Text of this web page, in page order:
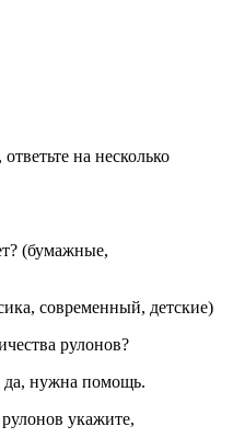
на несколько
(бумажные,
современный, детские)
рулонов?
нужна помощь.
укажите,